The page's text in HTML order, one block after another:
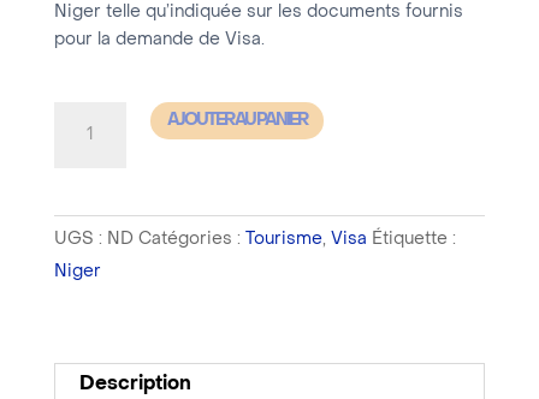
Niger telle qu’indiquée sur les documents fournis
pour la demande de Visa.
-
Visa
Tourisme
AJOUTER AU PANIER
UGS : ND Catégories : Tourisme, Visa Étiquette :
Niger
Description